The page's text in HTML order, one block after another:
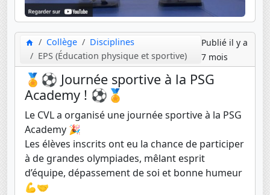
Collège
Disciplines
EPS (Éducation physique et sportive)
Publié il y a
7 mois
🏅⚽ Journée sportive à la PSG
Academy ! ⚽🏅
Le CVL a organisé une journée sportive à la PSG
Academy 🎉
Les élèves inscrits ont eu la chance de participer
à de grandes olympiades, mêlant esprit
d’équipe, dépassement de soi et bonne humeur
💪🤝